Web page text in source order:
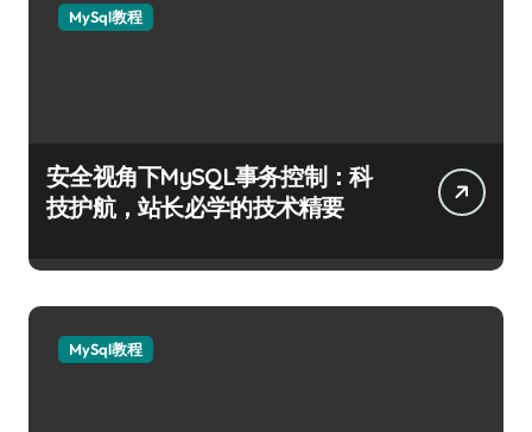
MySql教程
安全视角下MySQL事务控制：科
技护航，站长必学的技术精要
MySql教程